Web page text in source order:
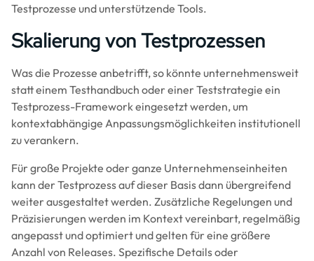
Testprozesse und unterstützende Tools.
Skalierung von Testprozessen
Was die Prozesse anbetrifft, so könnte unternehmensweit
statt einem Testhandbuch oder einer Teststrategie ein
Testprozess-Framework eingesetzt werden, um
kontextabhängige Anpassungsmöglichkeiten institutionell
zu verankern.
Für große Projekte oder ganze Unternehmenseinheiten
kann der Testprozess auf dieser Basis dann übergreifend
weiter ausgestaltet werden. Zusätzliche Regelungen und
Präzisierungen werden im Kontext vereinbart, regelmäßig
angepasst und optimiert und gelten für eine größere
Anzahl von Releases. Spezifische Details oder